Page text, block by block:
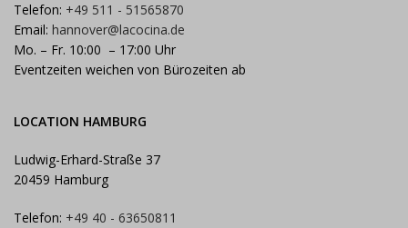
Telefon: +49 511 - 51565870
Email: hannover@lacocina.de
Mo. – Fr. 10:00 – 17:00 Uhr
Eventzeiten weichen von Bürozeiten ab
LOCATION HAMBURG
Ludwig-Erhard-Straße 37
20459 Hamburg
Telefon: +49 40 - 63650811